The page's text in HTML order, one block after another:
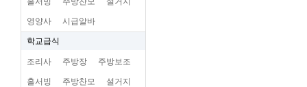
영양사 시급알바
학교급식
조리사 주방장 주방보조
홀서빙 주방찬모 설거지